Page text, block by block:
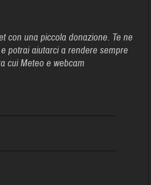
con una piccola donazione. Te ne
potrai aiutarci a rendere sempre
cui Meteo e webcam